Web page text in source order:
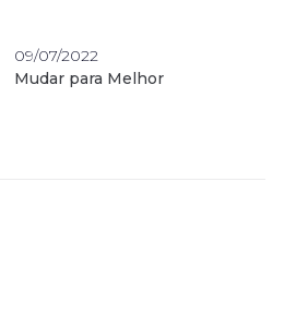
09/07/2022
Mudar para Melhor